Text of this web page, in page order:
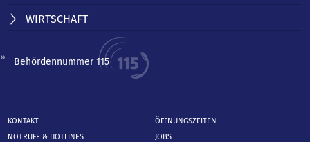
WIRTSCHAFT
Behördennummer 115
KONTAKT
ÖFFNUNGSZEITEN
NOTRUFE & HOTLINES
JOBS